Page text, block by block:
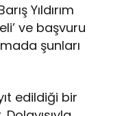
Yıldırım
ve başvuru
şunları
edildiği bir